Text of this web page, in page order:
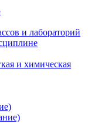
и лабораторий
и химическая